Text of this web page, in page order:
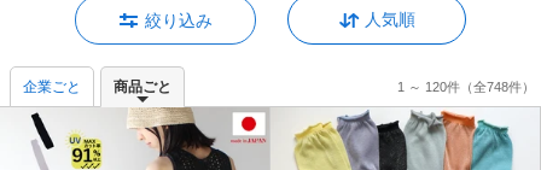
絞り込み 人気順
企業ごと 商品ごと 1 ～ 120件（全748件）